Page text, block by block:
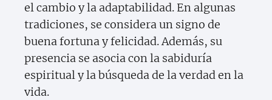
el cambio y la adaptabilidad. En algunas
tradiciones, se considera un signo de
buena fortuna y felicidad. Además, su
presencia se asocia con la sabiduría
espiritual y la búsqueda de la verdad en la
vida.